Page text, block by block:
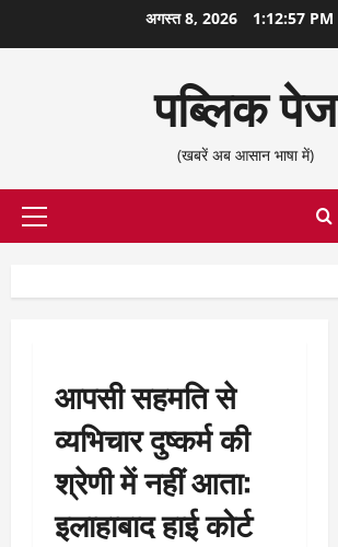
सामग्री
अगस्त 8, 2026 1:12:58 PM
पब्लिक पेज
(खबरें अब आसान भाषा में)
प्राथमिक
आपसी सहमति से
व्यभिचार दुष्कर्म की
श्रेणी में नहीं आता:
इलाहाबाद हाई कोर्ट